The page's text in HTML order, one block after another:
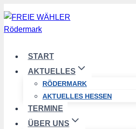
Zum
Inhalt
springen
START
AKTUELLES
RÖDERMARK
AKTUELLES HESSEN
TERMINE
ÜBER UNS